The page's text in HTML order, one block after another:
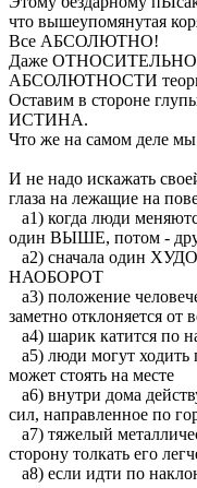
что вышеупомянутая
Все АБСОЛЮТНО!
Даже
АБСОЛЮТНОСТИ
Оставим в стороне
ИСТИНА.
Что же на самом деле
И не надо искажать
глаза на лежащие на
a1) когда люди
один ВЫШЕ, потом -
a2) сначала один
НАОБОРОТ
a3) положение
заметно отклоняется от
a4) шарик катится по
a5) люди могут ходить
может стоять на месте
a6) внутри дома
сил, направленное по
a7) тяжелый
сторону толкать его
a8) если идти по